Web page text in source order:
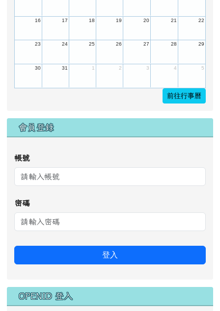
16 17 18 19 20 21 22
23 24 25 26 27 28 29
30 31 1 2 3 4 5
前往行事曆
會員登錄
帳號
密碼
登入
OPENID 登入